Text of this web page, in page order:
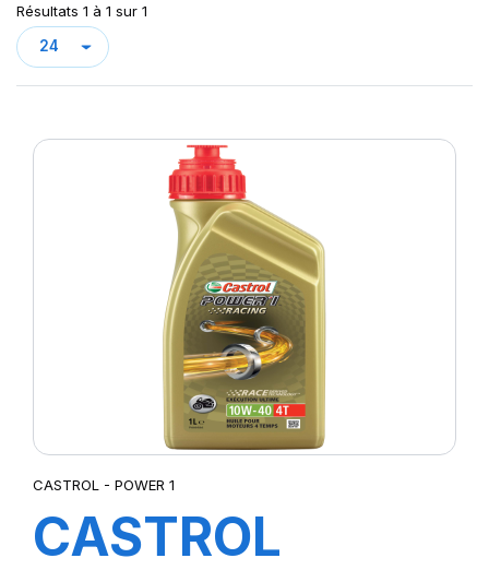
Résultats 1 à 1 sur 1
CASTROL - POWER 1
CASTROL